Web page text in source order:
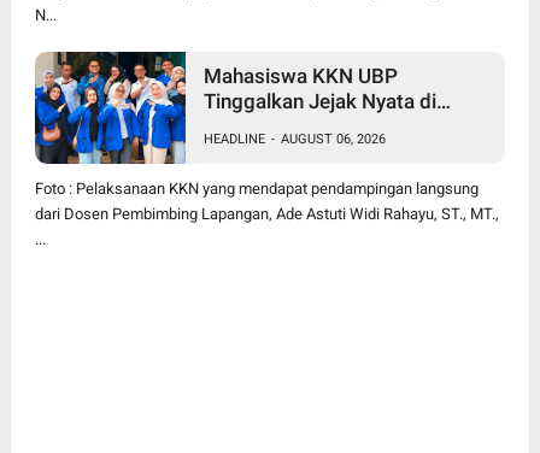
N...
Mahasiswa KKN UBP
Tinggalkan Jejak Nyata di
Pengabdian Diperpanjang
HEADLINE - AUGUST 06, 2026
Foto : Pelaksanaan KKN yang mendapat pendampingan langsung
dari Dosen Pembimbing Lapangan, Ade Astuti Widi Rahayu, ST., MT.,
...